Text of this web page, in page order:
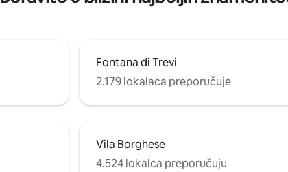
Fontana di Trevi
2.179 lokalaca preporučuje
Vila Borghese
4.524 lokalca preporučuju